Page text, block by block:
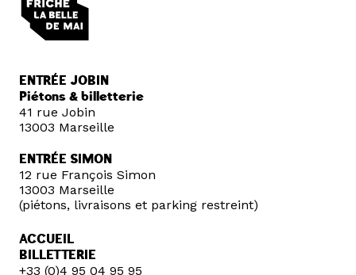
ENTRÉE JOBIN
Piétons & billetterie
41 rue Jobin
13003 Marseille
ENTRÉE SIMON
12 rue François Simon
13003 Marseille
(piétons, livraisons et parking restreint)
ACCUEIL
BILLETTERIE
+33 (0)4 95 04 95 95